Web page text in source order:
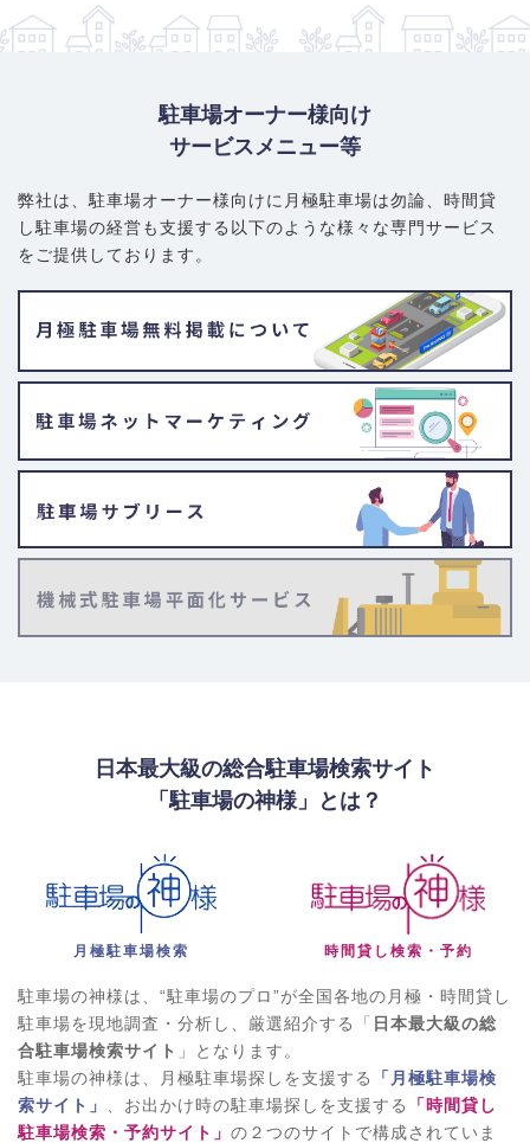
駐車場オーナー様向け
サービスメニュー等
弊社は、駐車場オーナー様向けに月極駐車場は勿論、 時間貸
し駐車場の経営も支援する以下のような様々な専門サービス
をご提供しております。
日本最大級の総合駐車場検索サイト
「駐車場の神様」とは？
月極駐車場検索 時間貸し検索・予約
駐車場の神様は、“駐車場のプロ”が全国各地の月極・時間貸し
駐車場を現地調査・分析し、厳選紹介する「 日本最大級の総
合駐車場検索サイト 」となります。
駐車場の神様は、月極駐車場探しを支援する
「月極駐車場検
索サイト」
、お出かけ時の駐車場探しを支援する
「時間貸し
駐車場検索・予約サイト」 の２つのサイトで構成されていま